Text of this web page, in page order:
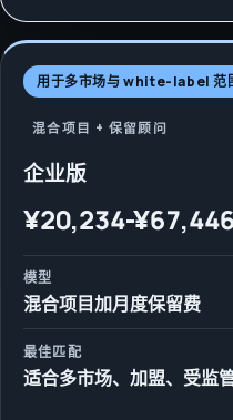
用于多市场与 white-label 范
混合项目 + 保留顾问
企业版
¥20,234-
模型
混合项目加月度保留费
最佳匹配
适合多市场、加盟、受监